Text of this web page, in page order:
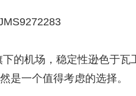
的机场，稳定性逊色于
是一个值得考虑的选择。